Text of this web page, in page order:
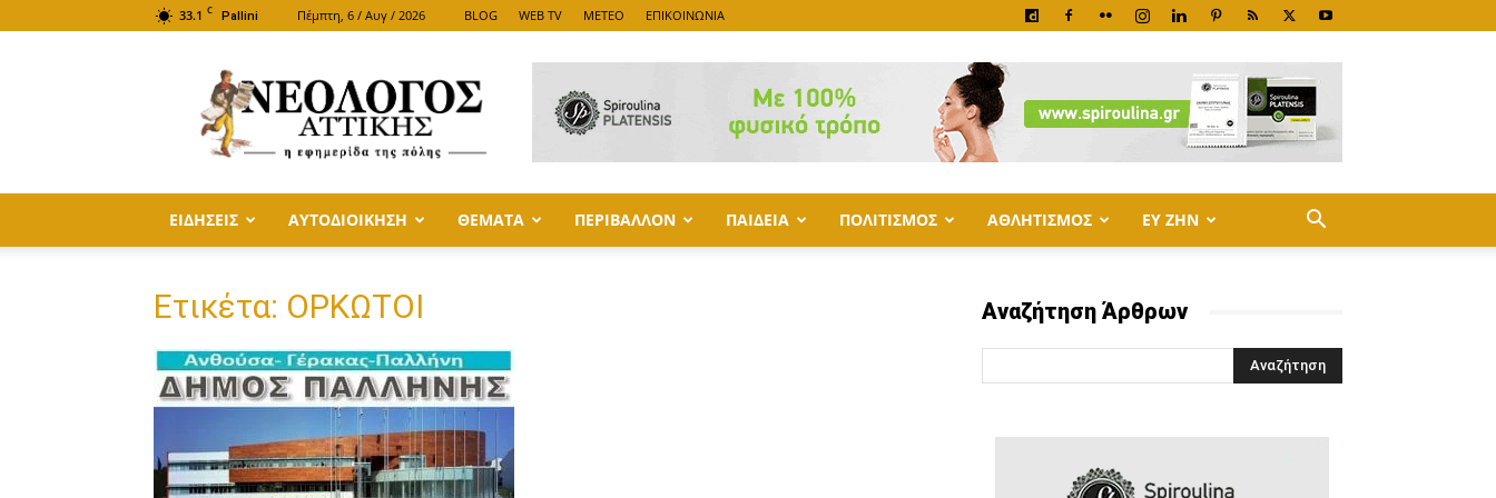
33.1 C Pallini Πέμπτη, 6 / Αυγ / 2026 BLOG WEB TV METEO ΕΠΙΚΟΙΝΩΝΙΑ
ΑΤΤΙΚΗΣ
ΕΙΔΗΣΕΙΣ ΑΥΤΟΔΙΟΙΚΗΣΗ ΘΕΜΑΤΑ ΠΕΡΙΒΑΛΛΟΝ ΠΑΙΔΕΙΑ ΠΟΛΙΤΙΣΜΟΣ ΑΘΛΗΤΙΣΜΟΣ ΕΥ ΖΗΝ
Ετικέτα: ΟΡΚΩΤΟΙ Αναζήτηση Άρθρων